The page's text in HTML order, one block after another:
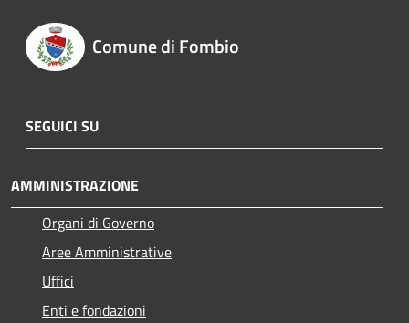
Comune di Fombio
SEGUICI SU
AMMINISTRAZIONE
Organi di Governo
Aree Amministrative
Uffici
Enti e fondazioni